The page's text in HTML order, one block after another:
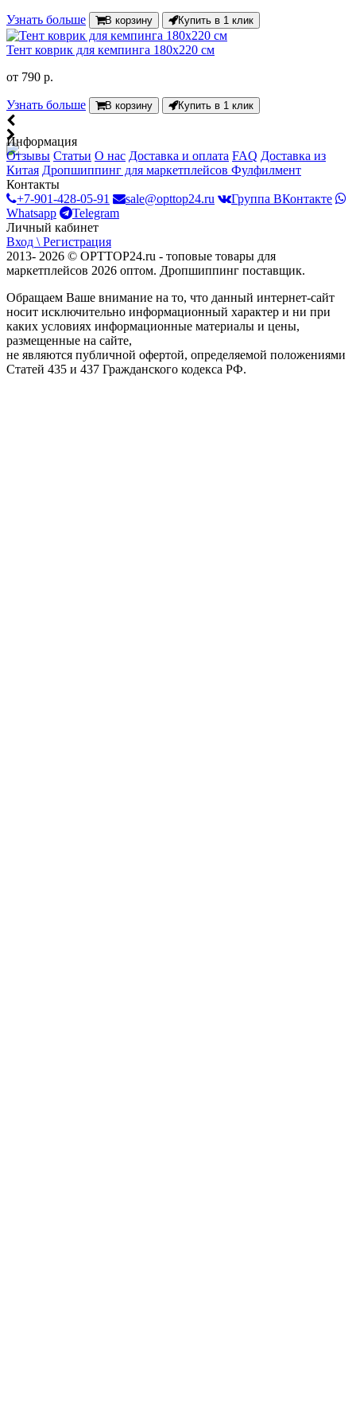
Узнать больше В корзину Купить в 1 клик
Тент коврик для кемпинга 180х220 см
от 790 р.
Узнать больше В корзину Купить в 1 клик
Информация
Отзывы Статьи О нас Доставка и оплата FAQ Доставка из
Китая Дропшиппинг для маркетплейсов Фулфилмент
Контакты
+7-901-428-05-91
sale@opttop24.ru
Группа ВКонтакте
Whatsapp
Telegram
Личный кабинет
Вход \ Регистрация
2013- 2026 © OPTTOP24.ru - топовые товары для
маркетплейсов 2026 оптом. Дропшиппинг поставщик.
Обращаем Ваше внимание на то, что данный интернет-сайт
носит исключительно информационный характер и ни при
каких условиях информационные материалы и цены,
размещенные на сайте,
не являются публичной офертой, определяемой положениями
Статей 435 и 437 Гражданского кодекса РФ.